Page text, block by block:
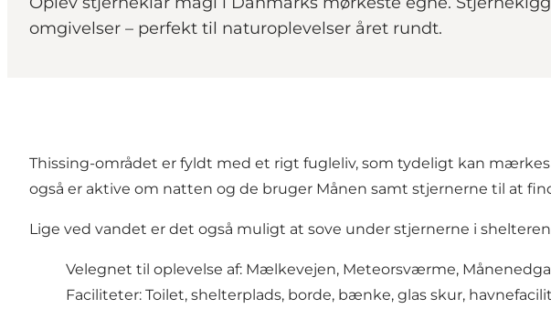
omgivelser – perfekt til naturoplevelser året rundt.
Thissing-området er fyldt med et rigt fugleliv, som tydeligt kan
også er aktive om natten og de bruger Månen samt stjernerne til at
Lige ved vandet er det også muligt at sove under stjernerne i
Velegnet til oplevelse af: Mælkevejen, Meteorsværme,
Faciliteter: Toilet, shelterplads, borde, bænke, glas skur,